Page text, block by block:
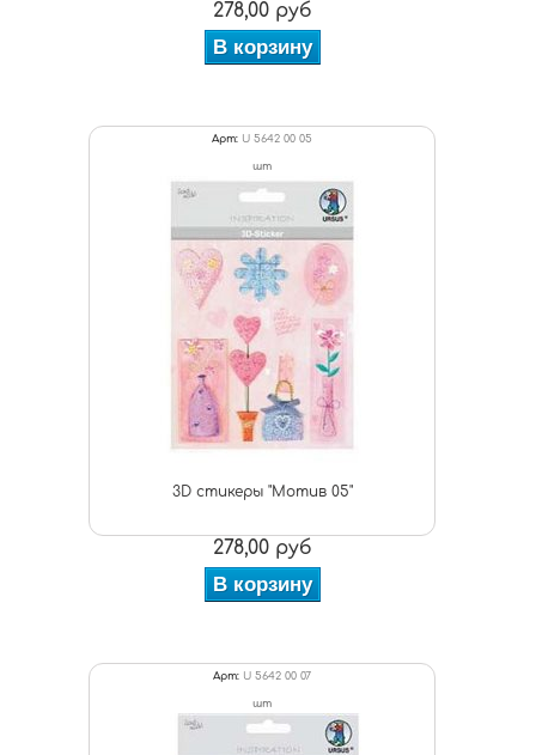
278,00 руб
В корзину
Арт: U 5642 00 05
шт
3D стикеры "Мотив 05"
278,00 руб
В корзину
Арт: U 5642 00 07
шт